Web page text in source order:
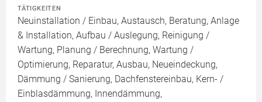
TÄTIGKEITEN
Neuinstallation / Einbau, Austausch, Beratung, Anlage
& Installation, Aufbau / Auslegung, Reinigung /
Wartung, Planung / Berechnung, Wartung /
Optimierung, Reparatur, Ausbau, Neueindeckung,
Dämmung / Sanierung, Dachfenstereinbau, Kern- /
Einblasdämmung, Innendämmung,